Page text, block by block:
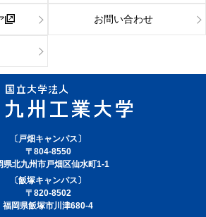
お問い合わせ
〔戸畑キャンパス〕
〒804-8550
県北九州市戸畑区仙水町1-1
〔飯塚キャンパス〕
〒820-8502
福岡県飯塚市川津680-4